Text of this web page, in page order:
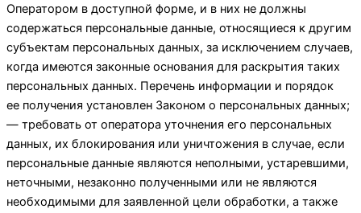
Оператором в доступной форме, и в них не должны
содержаться персональные данные, относящиеся к другим
субъектам персональных данных, за исключением случаев,
когда имеются законные основания для раскрытия таких
персональных данных. Перечень информации и порядок
ее получения установлен Законом о персональных данных;
— требовать от оператора уточнения его персональных
данных, их блокирования или уничтожения в случае, если
персональные данные являются неполными, устаревшими,
неточными, незаконно полученными или не являются
необходимыми для заявленной цели обработки, а также